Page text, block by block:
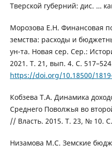
Тверской губерний: дис. …
Морозова Е.Н. Финансовая
земства: расходы и
ун-та. Новая сер. Сер.:
2021. Т. 21, вып. 4. С.
https://doi.org/10.18500/
Кобзева Т.А. Динамика
Среднего Поволжья во
// Власть. 2015. Т. 23, № 10.
Низамова М.С. Земские